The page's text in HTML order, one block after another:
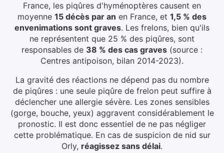
France, les piqûres d'hyménoptères causent en
moyenne 15 décès par an en France, et 1,5 % des
envenimations sont graves. Les frelons, bien qu'ils
ne représentent que 25 % des piqûres, sont
responsables de 38 % des cas graves (source :
Centres antipoison, bilan 2014-2023).
La gravité des réactions ne dépend pas du nombre
de piqûres : une seule piqûre de frelon peut suffire à
déclencher une allergie sévère. Les zones sensibles
(gorge, bouche, yeux) aggravent considérablement le
pronostic. Il est donc essentiel de ne pas négliger
cette problématique. En cas de suspicion de nid sur
Orly, réagissez sans délai.